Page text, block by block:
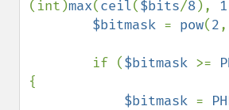
(int)max(ceil($bits/8), 1
$bitmask = pow(2,
        if (
$bitmask >=
{
$bitmask =